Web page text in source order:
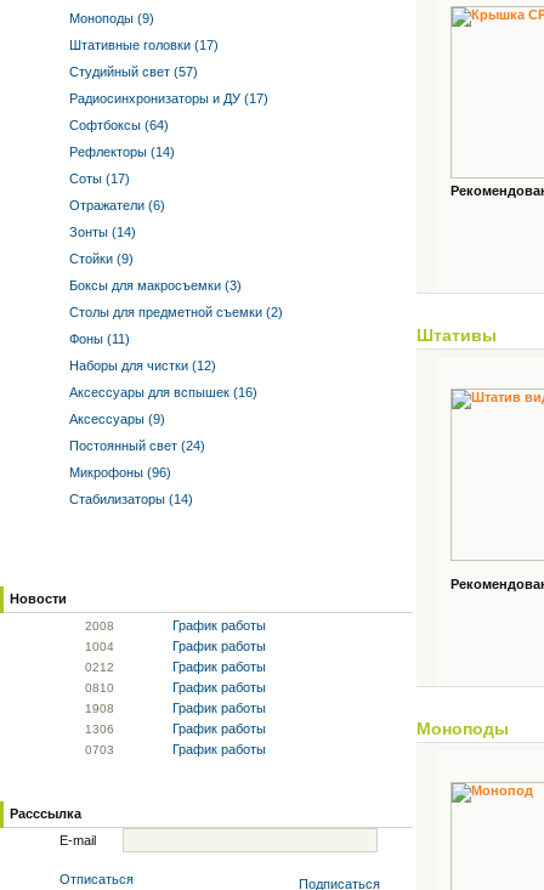
Моноподы (9)
Штативные головки (17)
Студийный свет (57)
Радиосинхронизаторы и ДУ (17)
Софтбоксы (64)
Рефлекторы (14)
Соты (17)
Отражатели (6)
Зонты (14)
Стойки (9)
Боксы для макросъемки (3)
Столы для предметной съемки (2)
Фоны (11)
Наборы для чистки (12)
Аксессуары для вспышек (16)
Аксессуары (9)
Постоянный свет (24)
Микрофоны (96)
Стабилизаторы (14)
Новости
2008 График работы
1004 График работы
0212 График работы
0810 График работы
1908 График работы
1306 График работы
0703 График работы
Расссылка
E-mail
Отписаться Подписаться
Штативы
Моноподы